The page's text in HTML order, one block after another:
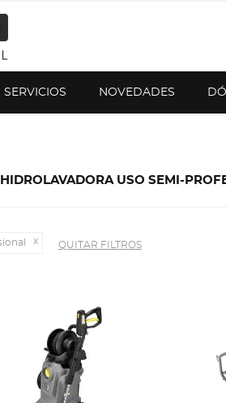
SERVICIOS NOVEDADES
HIDROLAVADORA USO SEMI-
QUITAR FILTROS